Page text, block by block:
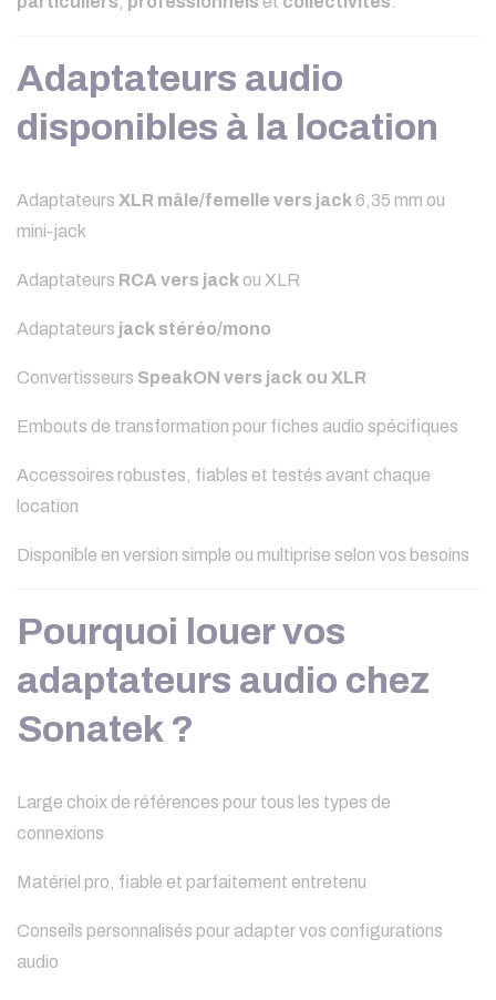
Adaptateurs audio
disponibles à la location
Adaptateurs XLR mâle/femelle vers jack 6,35 mm ou
mini-jack
Adaptateurs RCA vers jack ou XLR
Adaptateurs jack stéréo/mono
Convertisseurs SpeakON vers jack ou XLR
Embouts de transformation pour fiches audio spécifiques
Accessoires robustes, fiables et testés avant chaque
location
Disponible en version simple ou multiprise selon vos besoins
Pourquoi louer vos
adaptateurs audio chez
Sonatek ?
Large choix de références pour tous les types de
connexions
Matériel pro, fiable et parfaitement entretenu
Conseils personnalisés pour adapter vos configurations
audio